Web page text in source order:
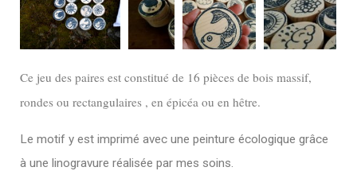
Ce jeu des paires est constitué de 16 pièces de bois massif,
rondes ou rectangulaires , en épicéa ou en hêtre.
Le motif y est imprimé avec une peinture écologique grâce
à une linogravure réalisée par mes soins.